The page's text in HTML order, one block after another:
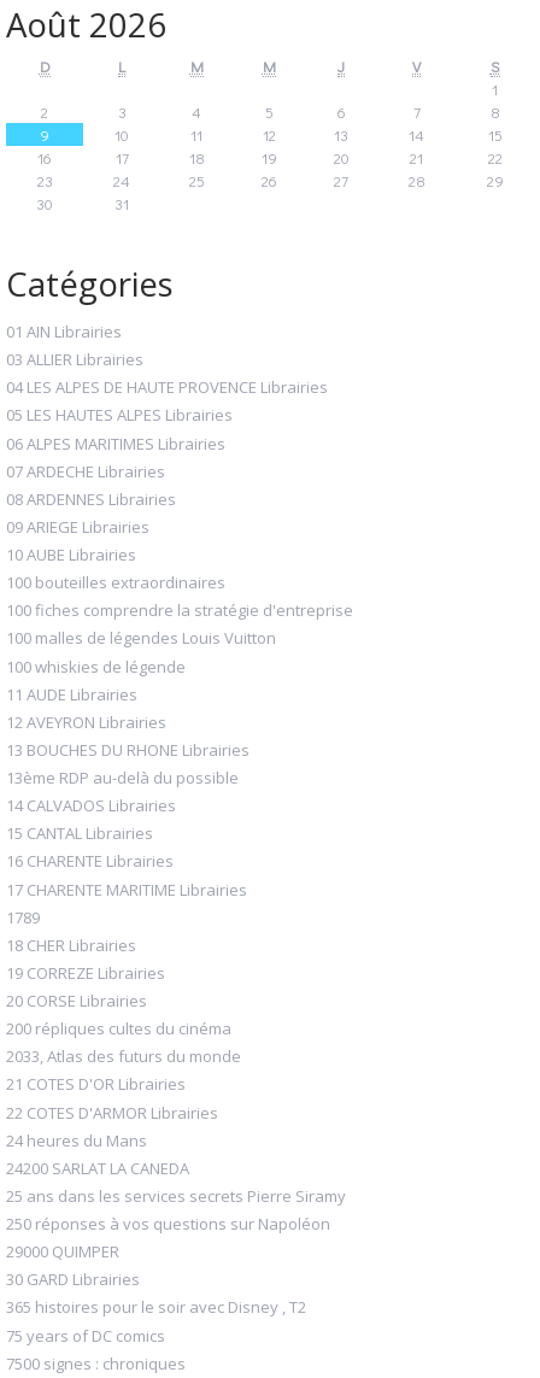
Août 2026
D L M M J V
S
1
2
3 4 5 6 7
8
9
10 11 12 13 14
15
16
17 18 19 20 21
22
23
24 25 26 27 28
29
30
31
Catégories
01 AIN Librairies
03 ALLIER Librairies
04 LES ALPES DE HAUTE PROVENCE Librairies
05 LES HAUTES ALPES Librairies
06 ALPES MARITIMES Librairies
07 ARDECHE Librairies
08 ARDENNES Librairies
09 ARIEGE Librairies
10 AUBE Librairies
100 bouteilles extraordinaires
100 fiches comprendre la stratégie d'entreprise
100 malles de légendes Louis Vuitton
100 whiskies de légende
11 AUDE Librairies
12 AVEYRON Librairies
13 BOUCHES DU RHONE Librairies
13ème RDP au-delà du possible
14 CALVADOS Librairies
15 CANTAL Librairies
16 CHARENTE Librairies
17 CHARENTE MARITIME Librairies
1789
18 CHER Librairies
19 CORREZE Librairies
20 CORSE Librairies
200 répliques cultes du cinéma
2033, Atlas des futurs du monde
21 COTES D'OR Librairies
22 COTES D'ARMOR Librairies
24 heures du Mans
24200 SARLAT LA CANEDA
25 ans dans les services secrets Pierre Siramy
250 réponses à vos questions sur Napoléon
29000 QUIMPER
30 GARD Librairies
365 histoires pour le soir avec Disney , T2
75 years of DC comics
7500 signes : chroniques